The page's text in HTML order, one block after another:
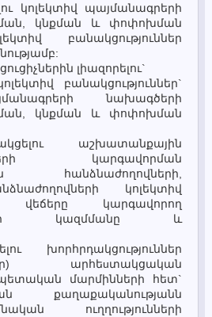
կոլեկտիվ պայմանագրերի
կնքման և փոփոխման
բանակցություններ
լիազորելու`
բանակցություններ`
նախագծերի
կնքման և փոփոխման
աշխատանքային
կարգավորման
հանձնաժողովների,
կոլեկտիվ
վեճերը կարգավորող
կազմմանը և
խորհրդակցություններ
արհեuտակցական
պետական մարմինների հետ`
քաղաքականությանն
ուղղությունների